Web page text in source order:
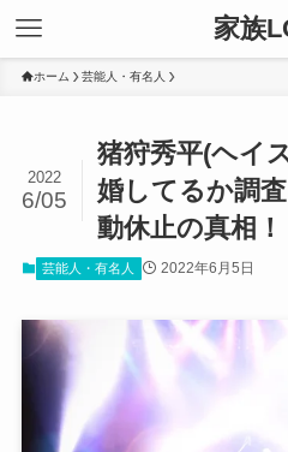
家族
ホーム 芸能人・有名人
猪狩秀平(ヘイ
婚してるか調
動休止の真相！
2022
6/05
芸能人・有名人 2022年6月5日